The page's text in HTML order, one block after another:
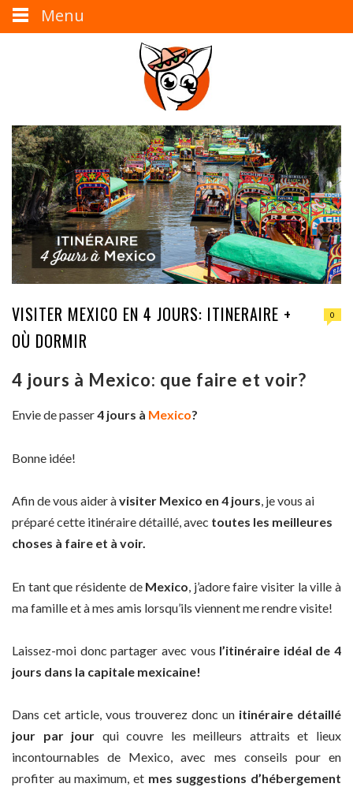
VISITER MEXICO EN 4 JOURS: ITINERAIRE +
OÙ DORMIR
0
4 jours à Mexico: que faire et voir?
Envie de passer4 jours à Mexico?
Bonne idée!
Afin de vous aider àvisiter Mexico en 4 jours, je vous ai
préparé cette itinéraire détaillé, avec toutes les meilleures
choses à faire et à voir.
En tant que résidente de Mexico , j’adore faire visiter la ville à
ma famille et à mes amis lorsqu’ils viennent me rendre visite!
Laissez-moi donc partager avec vous l’itinéraire idéal de 4
jours dans la capitale mexicaine!
Dans cet article, vous trouverez donc un itinéraire détaillé
jour par jour qui couvre les meilleurs attraits et lieux
incontournables de Mexico, avec mes conseils pour en
profiter au maximum, et mes suggestions d’hébergement
Menu